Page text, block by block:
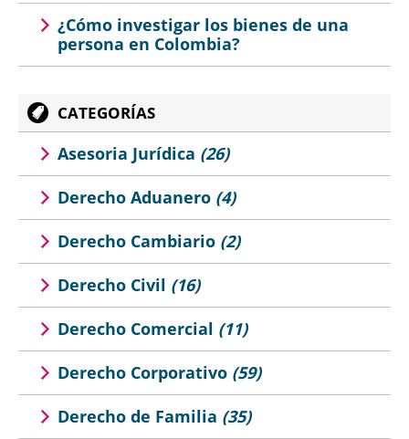
¿Cómo investigar los bienes de una
persona en Colombia?
CATEGORÍAS
Asesoria Jurídica (26)
Derecho Aduanero (4)
Derecho Cambiario (2)
Derecho Civil (16)
Derecho Comercial (11)
Derecho Corporativo (59)
Derecho de Familia (35)